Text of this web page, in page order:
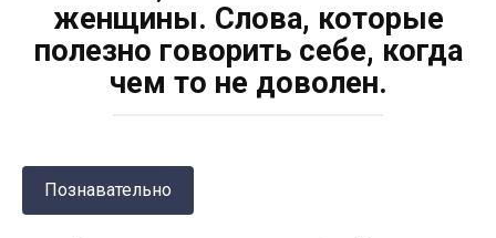
женщины. Слова, которые
полезно говорить себе, когда
чем то не доволен.
Познавательно